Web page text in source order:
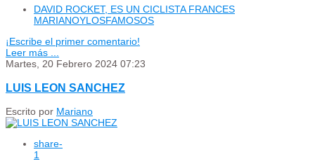
DAVID ROCKET, ES UN CICLISTA FRANCES
MARIANOYLOSFAMOSOS
¡Escribe el primer comentario!
Leer más ...
Martes, 20 Febrero 2024 07:23
LUIS LEON SANCHEZ
Escrito por Mariano
share-
1